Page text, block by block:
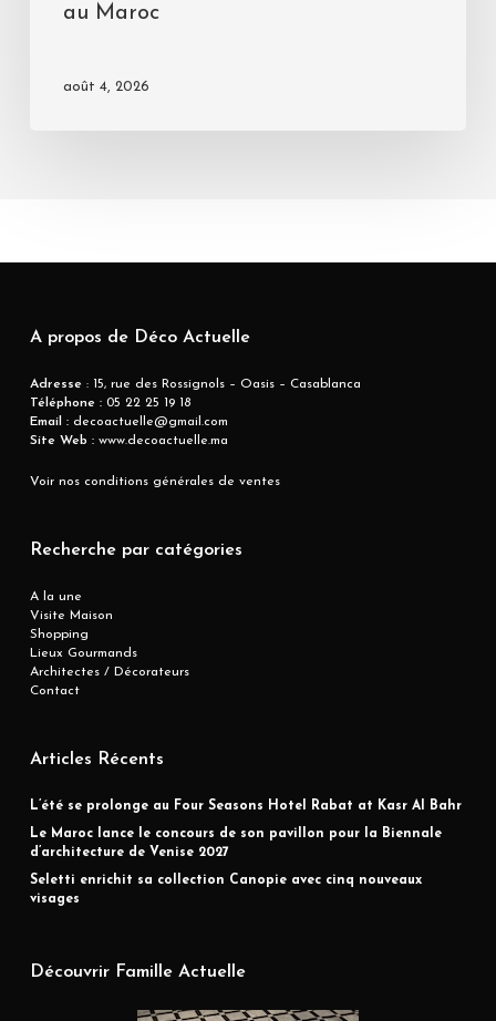
au Maroc
août 4, 2026
A propos de Déco Actuelle
Adresse : 15, rue des Rossignols – Oasis – Casablanca
Téléphone :05 22 25 19 18
Email :decoactuelle@gmail.com
Site Web :www.decoactuelle.ma
Voir nos conditions générales de ventes
Recherche par catégories
A la une
Visite Maison
Shopping
Lieux Gourmands
Architectes / Décorateurs
Contact
Articles Récents
L’été se prolonge au Four Seasons Hotel Rabat at Kasr Al Bahr
Le Maroc lance le concours de son pavillon pour la Biennale
d’architecture de Venise 2027
Seletti enrichit sa collection Canopie avec cinq nouveaux
visages
Découvrir Famille Actuelle